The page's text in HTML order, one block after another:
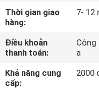
THAM
QUAN
NHÀ
MÁY
Thời gian giao
hàng:
7- 12
Điều khoản
thanh toán:
a
Khả năng cung
cấp:
2000